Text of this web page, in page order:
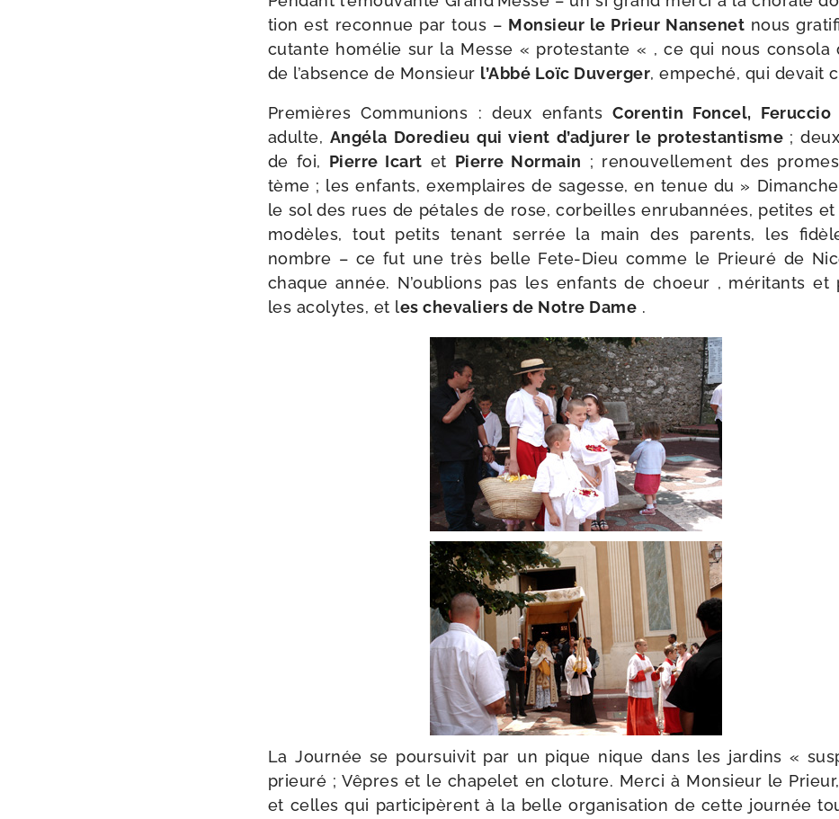
tion est recon­nue par tous – Monsieur le Prieur Nansenet nous
cu­tante homé­lie sur la Messe « pro­tes­tante « , ce qui nous conso­la
de l’ab­sence de Monsieur l’Abbé Loïc Duverger, empe­ché, qui devait
Premières Communions : deux enfantsCorentin Foncel, Feruccio
adulte, Angéla Doredieu qui vient d’ad­ju­rer le pro­tes­tan­tisme ;
de foi, Pierre Icart et Pierre Normain ; renou­vel­le­ment des
tème ; les enfants, exem­plaires de sagesse, en tenue du »
le sol des rues de pétales de rose, cor­beilles enru­ban­nées, petites
modèles, tout petits tenant ser­rée la main des parents, les
nombre – ce fut une très belle Fete-​Dieu comme le Prieuré de
chaque année. N’oublions pas les enfants de choeur , méri­tants et
les aco­lytes, et les che­va­liers de Notre Dame .
La Journée se pour­sui­vit par un pique nique dans les jar­dins «
prieu­ré ; Vêpres et le cha­pe­let en clo­ture. Merci à Monsieur le
et celles qui par­ti­ci­pèrent à la belle orga­ni­sa­tion de cette jour­née